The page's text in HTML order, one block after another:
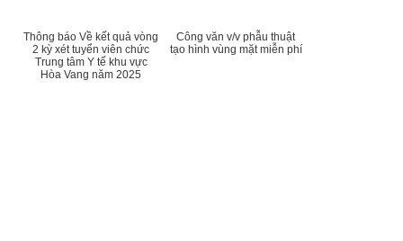
Thông báo Về kết quả vòng
2 kỳ xét tuyển viên chức
Trung tâm Y tế khu vực
Hòa Vang năm 2025
Công văn v/v phẫu thuật
tạo hình vùng mặt miễn phí